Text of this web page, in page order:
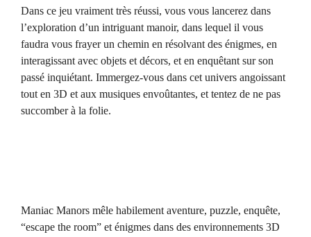
Dans ce jeu vraiment très réussi, vous vous lancerez dans
l’exploration d’un intriguant manoir, dans lequel il vous
faudra vous frayer un chemin en résolvant des énigmes, en
interagissant avec objets et décors, et en enquêtant sur son
passé inquiétant. Immergez-vous dans cet univers angoissant
tout en 3D et aux musiques envoûtantes, et tentez de ne pas
succomber à la folie.
Maniac Manors mêle habilement aventure, puzzle, enquête,
“escape the room” et énigmes dans des environnements 3D